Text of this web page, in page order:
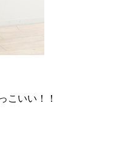
こいい！！